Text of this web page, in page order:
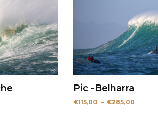
Pic -Belharra
€115,00 – €285,00Plage